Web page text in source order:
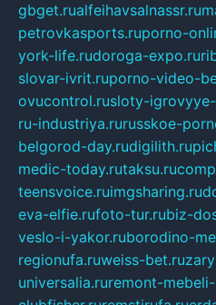
gbget.rualfeihavsalnassr.ru
petrovkasports.ruporno-
york-life.rudoroga-expo.ru
slovar-ivrit.ruporno-video-
ovucontrol.rusloty-
ru-industriya.rurusskoe-
belgorod-day.rudigilith.ru
medic-today.rutaksu.ru
teensvoice.ruimgsharing.ru
eva-elfie.rufoto-tur.rubiz-
veslo-i-yakor.ruborodino-
regionufa.ruweiss-bet.ru
universalia.ruremont-